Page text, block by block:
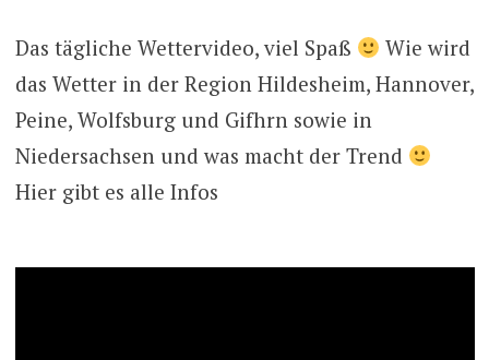
Das tägliche Wettervideo, viel Spaß
Wie wird
das Wetter in der Region Hildesheim, Hannover,
Peine, Wolfsburg und Gifhrn sowie in
Niedersachsen und was macht der Trend
Hier gibt es alle Infos